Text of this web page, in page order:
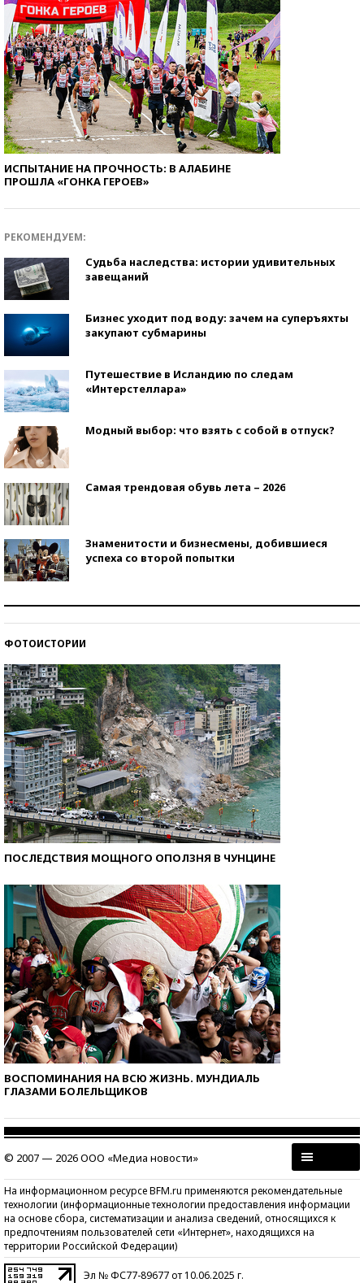
ИСПЫТАНИЕ НА ПРОЧНОСТЬ: В АЛАБИНЕ
ПРОШЛА «ГОНКА ГЕРОЕВ»
РЕКОМЕНДУЕМ:
Судьба наследства: истории удивительных
завещаний
Бизнес уходит под воду: зачем на суперъяхты
закупают субмарины
Путешествие в Исландию по следам
«Интерстеллара»
Модный выбор: что взять с собой в отпуск?
Самая трендовая обувь лета – 2026
Знаменитости и бизнесмены, добившиеся
успеха со второй попытки
ФОТОИСТОРИИ
ПОСЛЕДСТВИЯ МОЩНОГО ОПОЛЗНЯ В ЧУНЦИНЕ
ВОСПОМИНАНИЯ НА ВСЮ ЖИЗНЬ. МУНДИАЛЬ
ГЛАЗАМИ БОЛЕЛЬЩИКОВ
© 2007 — 2026 ООО «Медиа новости»
На информационном ресурсе BFM.ru применяются рекомендательные
технологии (информационные технологии предоставления информации
на основе сбора, систематизации и анализа сведений, относящихся к
предпочтениям пользователей сети «Интернет», находящихся на
территории Российской Федерации)
Эл № ФС77-89677 от 10.06.2025 г.